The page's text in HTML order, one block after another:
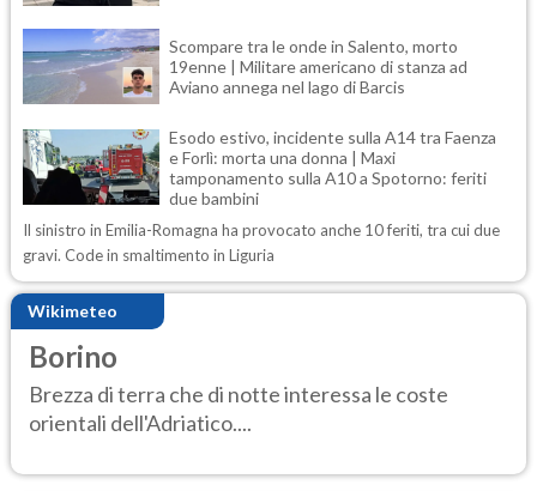
Scompare tra le onde in Salento, morto
19enne | Militare americano di stanza ad
Aviano annega nel lago di Barcis
Esodo estivo, incidente sulla A14 tra Faenza
e Forlì: morta una donna | Maxi
tamponamento sulla A10 a Spotorno: feriti
due bambini
Il sinistro in Emilia-Romagna ha provocato anche 10 feriti, tra cui due
gravi. Code in smaltimento in Liguria
Wikimeteo
Borino
Brezza di terra che di notte interessa le coste
orientali dell'Adriatico....